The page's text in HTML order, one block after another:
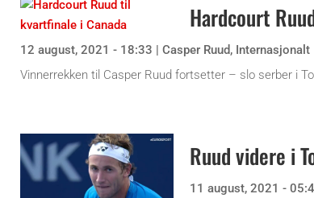
Hardcourt
12 august, 2021 - 18:33 | Casper Ruud, Internasjonalt
Vinnerrekken til Casper Ruud fortsetter – slo serber i
Ruud videre i
11 august, 2021 -